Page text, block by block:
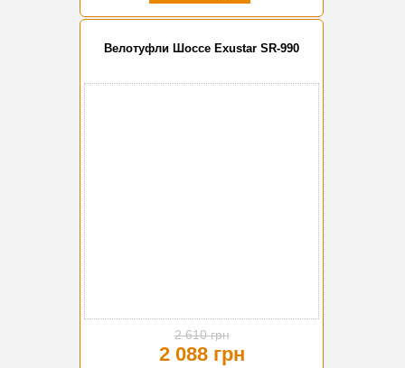
Велотуфли Шоссе Exustar SR-990
2 610 грн
2 088 грн